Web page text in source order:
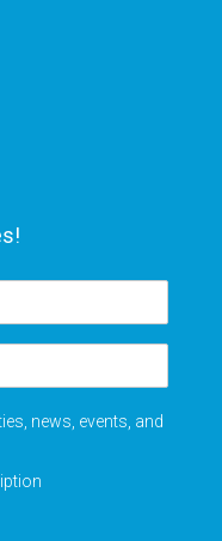
news, events, and